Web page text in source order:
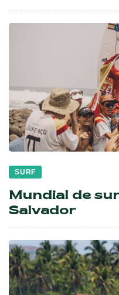
SURF
Mundial de
Salvador